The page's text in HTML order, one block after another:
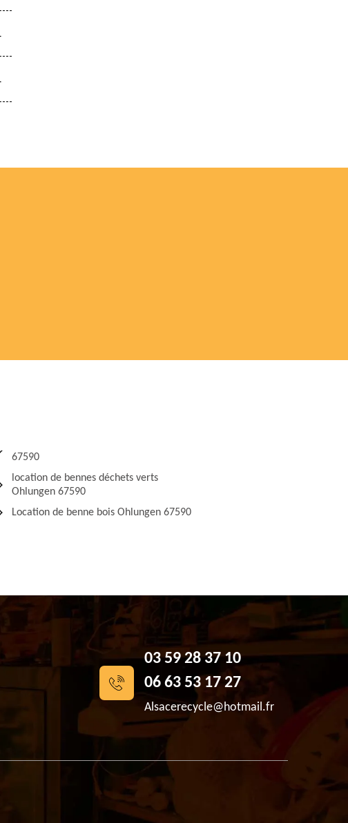
67590
location de bennes déchets verts
Ohlungen 67590
Location de benne bois Ohlungen 67590
03 59 28 37 10
06 63 53 17 27
Alsacerecycle@hotmail.fr